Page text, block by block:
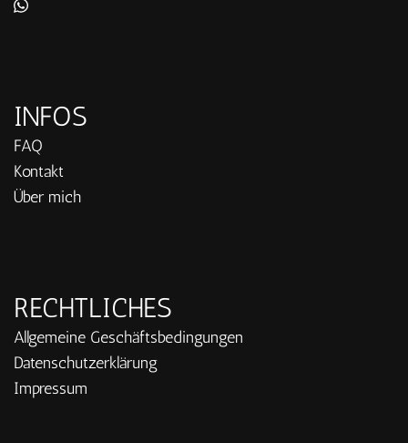
INFOS
FAQ
Kontakt
Über mich
RECHTLICHES
Allgemeine Geschäftsbedingungen
Datenschutzerklärung
Impressum